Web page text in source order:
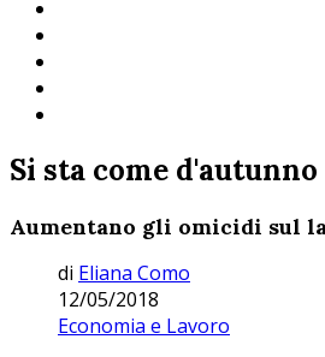
Si sta come
Aumentano gli omicidi sul
di Eliana Como
12/05/2018
Economia e Lavoro